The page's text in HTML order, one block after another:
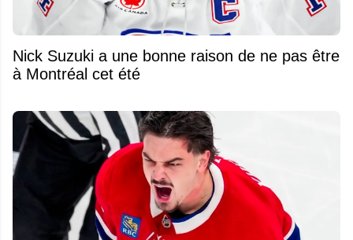
Nick Suzuki a une bonne raison de ne pas être
à Montréal cet été